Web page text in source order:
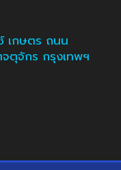
เกษตร ถนน
จตุจักร กรุงเทพฯ